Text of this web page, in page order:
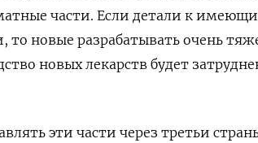
части. Если детали к
новые разрабатывать очень
новых лекарств будет
эти части через третьи